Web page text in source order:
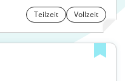
Teilzeit Vollzeit